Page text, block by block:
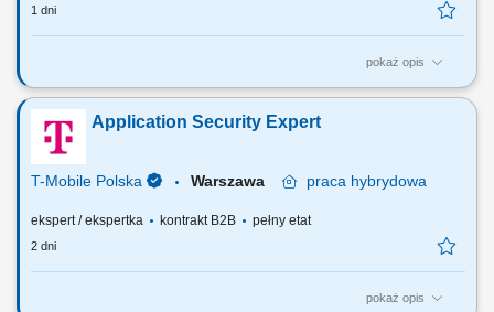
1 dni
pokaż opis
Jakie będą Twoje obowiązki? reagowanie na incydenty
bezpieczeństwa teleinformatycznego i usuwanie skutków zaistniałych
zagrożeń cybernetycznych w tym analizowanie zdarzeń i incydentów
bezpieczeństwa systemów teleinformatycznych; współpraca z
administratorami sieci / systemów...
Application Security Expert
T-Mobile Polska Warszawa praca hybrydowa
ekspert / ekspertka kontrakt B2B pełny etat
2 dni
pokaż opis